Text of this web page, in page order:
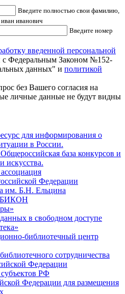
Введите полностью свои фамилию,
иванович
Введите номер
введенной персональной
с Федеральным Законом №152-
данных" и политикой
без Вашего согласия на
личные данные не будут видны